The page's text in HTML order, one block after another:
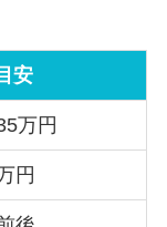
安
万円
円